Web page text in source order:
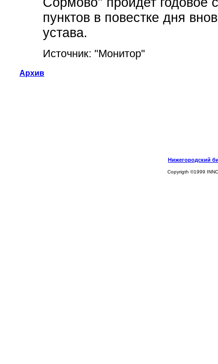
пунктов в повестке дня
устава.
Источник: "Монитор"
Архив
Нижегородский
Copyrigth ©1999